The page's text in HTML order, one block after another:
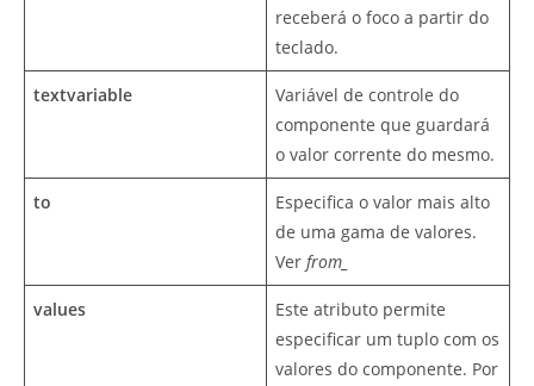
receberá o foco a partir do
teclado.
textvariable
Variável de controle do
componente que guardará
o valor corrente do mesmo.
to
Especifica o valor mais alto
de uma gama de valores.
Ver from_
values
Este atributo permite
especificar um tuplo com os
valores do componente. Por